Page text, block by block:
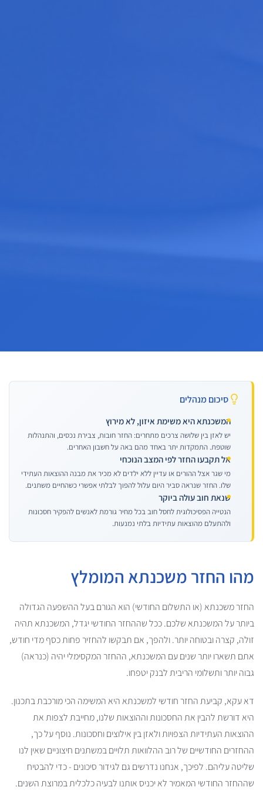
סיכום מנהלים
המשכנתא היא משימת איזון, לא מירוץ
יש לאזן בין שלושה צרכים מתחרים: החזר חובות, צבירת נכסים, והתנהלות
שוטפת. התמקדות יתר באחד מהם באה על חשבון האחרים.
אל תקבעו החזר לפי המצב הנוכחי
מי שגר אצל ההורים או עדיין ללא ילדים לא מכיר את מבנה ההוצאות העתידי
שלו. החזר שנראה סביר היום עלול להפוך לבלתי אפשרי כשהחיים משתנים.
שנאת חוב עולה ביוקר
הנטייה הפסיכולוגית לחסל חוב בכל מחיר גורמת לאנשים להפקיר חסכונות
ולהתעלם מהוצאות עתידיות בלתי נמנעות.
מהו החזר משכנתא המומלץ
החזר משכנתא (או התשלום החודשי) הוא הגורם בעל ההשפעה הגדולה
ביותר על המשכנתא שלכם. ככל שההחזר החודשי יגדל, המשכנתא תהיה
זולה, קצרה ובטוחה יותר. ולהפך, אם תבקשו להחזיר פחות כסף מדי חודש,
אתם תשארו יותר שנים עם המשכנתא, ההחזר המקסימלי יהיה (כנראה)
גבוה יותר ותשלומי הריבית לבנק יטפחו.
דא עקא, קביעת החזר חודשי למשכנתא היא המשימה הכי מורכבת בתכנון.
היא דורשת להבין את החסכונות וההוצאות שלנו, מחייבת לצפות את
ההוצאות העתידיות הצפויות ולאזן בין אילוצים וחסכונות. נוסף על כך,
ההחזרים החודשיים של רוב ההלוואות תלויים במשתנים חיצוניים שאין לנו
שליטה עליהם. לפיכך, אנחנו נדרשים גם לגידור סיכונים - כדי להבטיח
שההחזר החודשי המאמיר לא יכניס אותנו לבעיה כלכלית במרוצת השנים.